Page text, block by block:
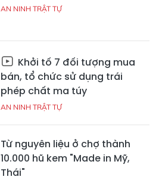
AN NINH TRẬT TỰ
Khởi tố 7 đối tượng mua
bán, tổ chức sử dụng trái
phép chất ma túy
AN NINH TRẬT TỰ
Từ nguyên liệu ở chợ thành
10.000 hũ kem "Made in Mỹ,
Thái"